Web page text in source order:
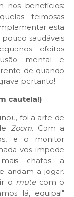
nos benefícios:
teimosas
esta
saudáveis
efeitos
mental e
de quando
portanto!
cautela!)
foi a arte de
Zoom. Com a
e o monitor
vos impede
chatos a
andam a jogar.
o mutecom o
lá, equipa!"